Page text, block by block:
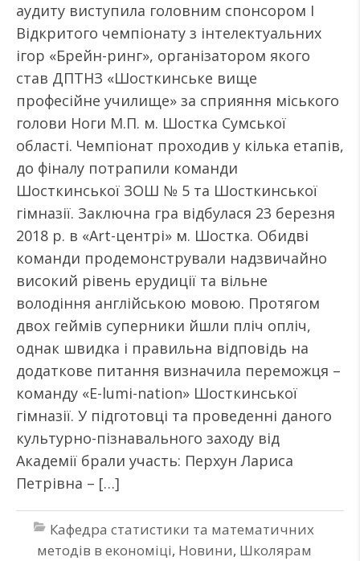
аудиту виступила головним спонсором І
Відкритого чемпіонату з інтелектуальних
ігор «Брейн-ринг», організатором якого
став ДПТНЗ «Шосткинське вище
професійне училище» за сприяння міського
голови Ноги М.П. м. Шостка Сумської
області. Чемпіонат проходив у кілька етапів,
до фіналу потрапили команди
Шосткинської ЗОШ № 5 та Шосткинської
гімназії. Заключна гра відбулася 23 березня
2018 р. в «Art-центрі» м. Шостка. Обидві
команди продемонстрували надзвичайно
високий рівень ерудиції та вільне
володіння англійською мовою. Протягом
двох геймів суперники йшли пліч опліч,
однак швидка і правильна відповідь на
додаткове питання визначила переможця –
команду «E-lumi-nation» Шосткинської
гімназії. У підготовці та проведенні даного
культурно-пізнавального заходу від
Академії брали участь: Перхун Лариса
Петрівна – […]
Кафедра статистики та математичних
методів в економіці, Новини, Школярам